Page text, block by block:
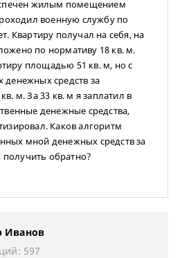
жилым помещением
военную службу по
Квартиру получал на себя, на
по нормативу 18 кв. м.
площадью 51 кв. м, но с
денежных средств за
м. За 33 кв. м я заплатил в
денежные средства,
Каков алгоритм
мной денежных средств за
получить обратно?
Иванов
597